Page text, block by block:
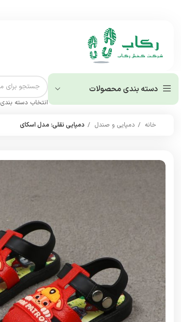
دسته بندی محصولات
انتخاب دسته بندی
خانه دمپایی و صندل دمپایی نقلی: مدل اسکای